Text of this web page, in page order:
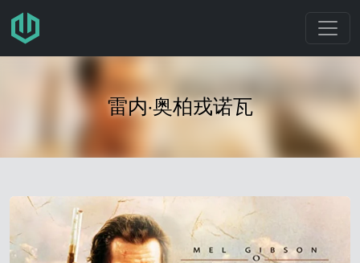
跳转至主要内容
雷内·奥柏戎诺瓦